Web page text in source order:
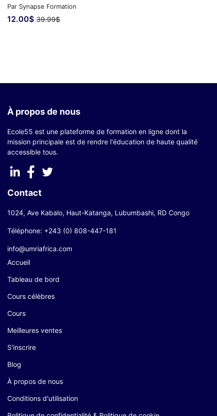
Par Synapse Formation
12.00$ 39.99$
À propos de nous
Ecole55 est une plateforme de formation en ligne dont la
mission principale est de rendre l'éducation de haute qualité
accessible tous.
Contact
1024, Ave Kabalo, Haut-Katanga, Lubumbashi, RD Congo
Téléphone: +243 (0) 808-447-181
info@umriafrica.com
Accueil
Tableau de bord
Cours célèbres
Cours
Meilleures ventes
S'inscrire
Blog
À propos de nous
Conditions d'utilisation